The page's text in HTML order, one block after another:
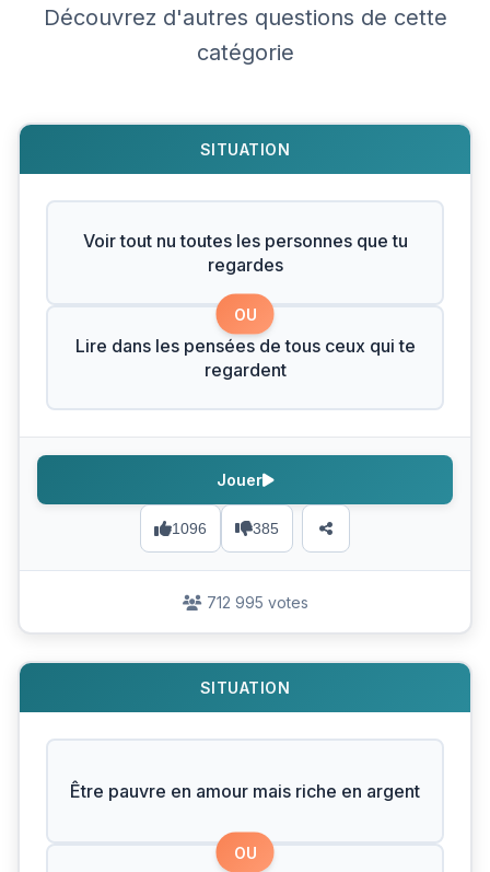
Découvrez d'autres questions de cette
catégorie
SITUATION
Voir tout nu toutes les personnes que tu
regardes
OU
Lire dans les pensées de tous ceux qui te
regardent
1096 385
Jouer
712 995 votes
SITUATION
Être pauvre en amour mais riche en argent
OU